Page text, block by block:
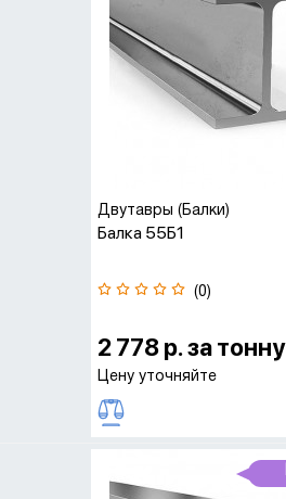
Двутавры (Балки)
Балка 55Б1
(0)
2 778 р. за тонну
Цену уточняйте